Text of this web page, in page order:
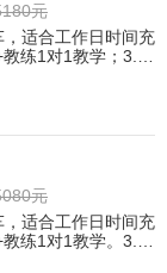
元
适合工作日时间充
练1对1教学；3.所
师会尽快与您联
元
适合工作日时间充
练1对1教学。3.所